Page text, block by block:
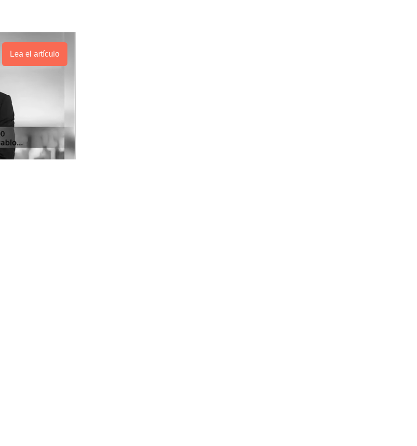
Lea el artículo